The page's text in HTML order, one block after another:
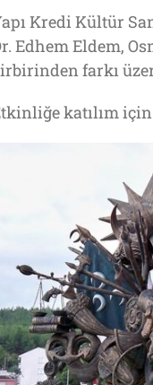
Kredi Kültür
Edhem Eldem,
farkı
katılım